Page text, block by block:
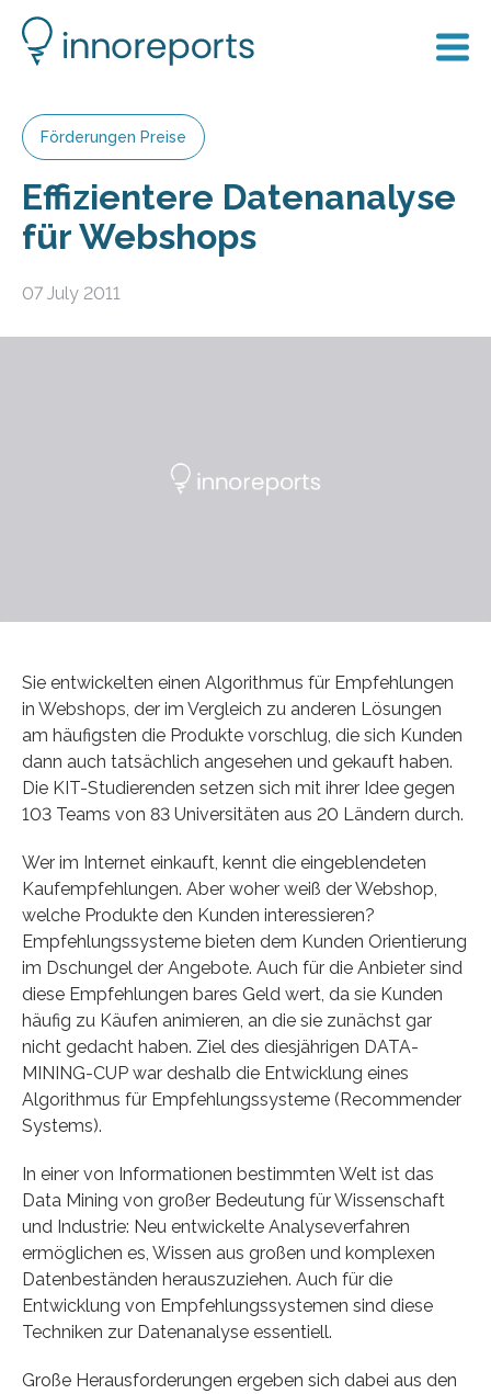
Förderungen Preise
Effizientere Datenanalyse
für Webshops
07 July 2011
Sie entwickelten einen Algorithmus für Empfehlungen
in Webshops, der im Vergleich zu anderen Lösungen
am häufigsten die Produkte vorschlug, die sich Kunden
dann auch tatsächlich angesehen und gekauft haben.
Die KIT-Studierenden setzen sich mit ihrer Idee gegen
103 Teams von 83 Universitäten aus 20 Ländern durch.
Wer im Internet einkauft, kennt die eingeblendeten
Kaufempfehlungen. Aber woher weiß der Webshop,
welche Produkte den Kunden interessieren?
Empfehlungssysteme bieten dem Kunden Orientierung
im Dschungel der Angebote. Auch für die Anbieter sind
diese Empfehlungen bares Geld wert, da sie Kunden
häufig zu Käufen animieren, an die sie zunächst gar
nicht gedacht haben. Ziel des diesjährigen DATA-
MINING-CUP war deshalb die Entwicklung eines
Algorithmus für Empfehlungssysteme (Recommender
Systems).
In einer von Informationen bestimmten Welt ist das
Data Mining von großer Bedeutung für Wissenschaft
und Industrie: Neu entwickelte Analyseverfahren
ermöglichen es, Wissen aus großen und komplexen
Datenbeständen herauszuziehen. Auch für die
Entwicklung von Empfehlungssystemen sind diese
Techniken zur Datenanalyse essentiell.
Große Herausforderungen ergeben sich dabei aus den